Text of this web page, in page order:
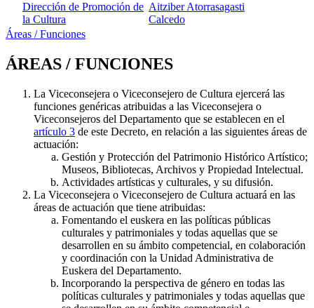
Dirección de Promoción de
la Cultura
Aitziber Atorrasagasti
Calcedo
Áreas / Funciones
ÁREAS / FUNCIONES
La Viceconsejera o Viceconsejero de Cultura ejercerá las
funciones genéricas atribuidas a las Viceconsejera o
Viceconsejeros del Departamento que se establecen en el
artículo 3 de este Decreto, en relación a las siguientes áreas de
actuación:
Gestión y Protección del Patrimonio Histórico Artístico;
Museos, Bibliotecas, Archivos y Propiedad Intelectual.
Actividades artísticas y culturales, y su difusión.
La Viceconsejera o Viceconsejero de Cultura actuará en las
áreas de actuación que tiene atribuidas:
Fomentando el euskera en las políticas públicas
culturales y patrimoniales y todas aquellas que se
desarrollen en su ámbito competencial, en colaboración
y coordinación con la Unidad Administrativa de
Euskera del Departamento.
Incorporando la perspectiva de género en todas las
políticas culturales y patrimoniales y todas aquellas que